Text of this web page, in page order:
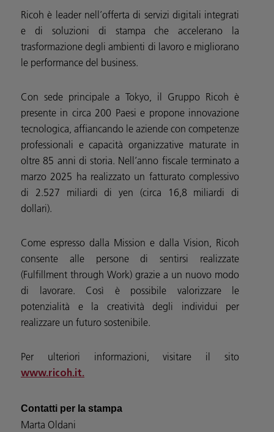
Ricoh è leader nell’offerta di servizi digitali integrati
e di soluzioni di stampa che accelerano la
trasformazione degli ambienti di lavoro e migliorano
le performance del business.
Con sede principale a Tokyo, il Gruppo Ricoh è
presente in circa 200 Paesi e propone innovazione
tecnologica, affiancando le aziende con competenze
professionali e capacità organizzative maturate in
oltre 85 anni di storia. Nell’anno fiscale terminato a
marzo 2025 ha realizzato un fatturato complessivo
di 2.527 miliardi di yen (circa 16,8 miliardi di
dollari).
Come espresso dalla Mission e dalla Vision, Ricoh
consente alle persone di sentirsi realizzate
(Fulfillment through Work) grazie a un nuovo modo
di lavorare. Così è possibile valorizzare le
potenzialità e la creatività degli individui per
realizzare un futuro sostenibile.
Per ulteriori informazioni, visitare il sito
www.ricoh.it.
Contatti per la stampa
Marta Oldani